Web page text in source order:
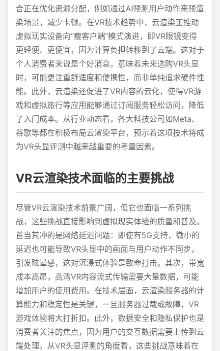
合正在优化资源分配，例如通过AI预测用户动作来预渲
染场景，减少卡顿。在VR技术趋势中，云渲染正推动
虚拟现实设备向“瘦客户端”模式演进，即VR眼镜变得
更轻便、更便宜，因为计算负担转移到了云端。这对于
个人消费者来说是个好消息，意味着未来选购VR头显
时，可能更注重舒适度和便携性，而非单纯追求硬件性
能。此外，云渲染还促进了VR内容的云化，使得VR游
戏和虚拟旅行等应用能够通过订阅服务轻松访问，降低
了入门成本。从行业动态看，各大科技公司如Meta、
谷歌等都在积极布局云渲染平台，预示着这项技术将成
为VR头显评测中越来越重要的考量因素。
VR云渲染技术面临的主要挑战
尽管VR云渲染技术前景广阔，但它也面临一系列挑
战，这些挑战直接影响到虚拟现实体验的质量和普及。
首当其冲的是网络延迟问题：即使有5G支持，微小的
延迟也可能导致VR头显中的画面与用户动作不同步，
引发眩晕感，这对沉浸式体验是致命打击。其次，带宽
成本高昂，高清VR内容流式传输需要大量数据，可能
增加用户的使用费用。在技术层面，云渲染服务器的计
算能力和稳定性是关键，一旦服务器过载或故障，VR
游戏体验将大打折扣。此外，数据安全和隐私保护也是
消费者关注的焦点，因为用户的交互数据需要上传到云
端处理。从VR头显评测的角度看，这些挑战意味着在